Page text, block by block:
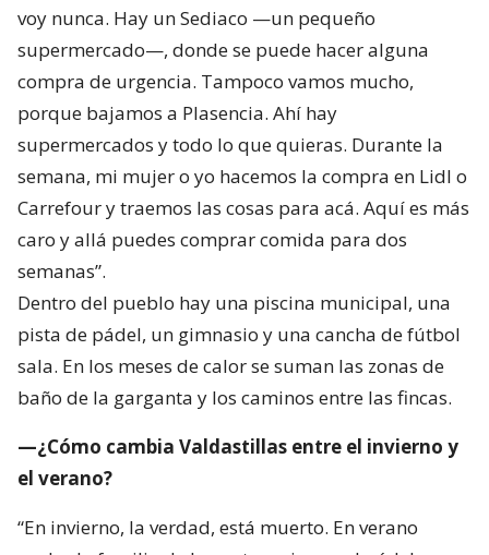
voy nunca. Hay un Sediaco —un pequeño
supermercado—, donde se puede hacer alguna
compra de urgencia. Tampoco vamos mucho,
porque bajamos a Plasencia. Ahí hay
supermercados y todo lo que quieras. Durante la
semana, mi mujer o yo hacemos la compra en Lidl o
Carrefour y traemos las cosas para acá. Aquí es más
caro y allá puedes comprar comida para dos
semanas”.
Dentro del pueblo hay una piscina municipal, una
pista de pádel, un gimnasio y una cancha de fútbol
sala. En los meses de calor se suman las zonas de
baño de la garganta y los caminos entre las fincas.
—¿Cómo cambia Valdastillas entre el invierno y
el verano?
“En invierno, la verdad, está muerto. En verano